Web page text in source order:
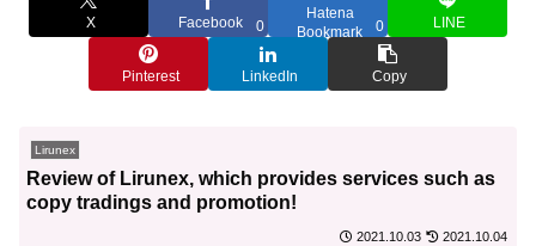
X Facebook 0
Hatena
Bookmark
0 LINE
Pinterest LinkedIn Copy
Lirunex
Review of Lirunex, which provides services such as
copy tradings and promotion!
2021.10.03 2021.10.04